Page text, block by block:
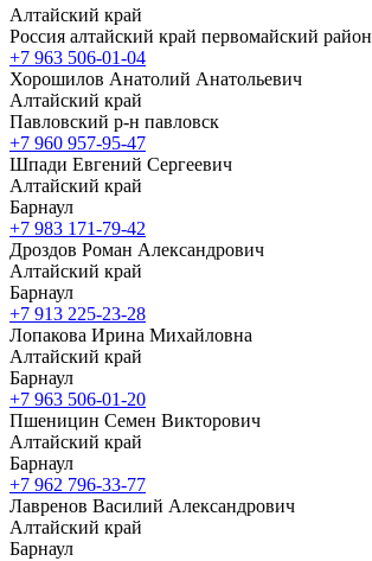
Алтайский край
Россия алтайский край первомайский район
+7 963 506-01-04
Хорошилов Анатолий Анатольевич
Алтайский край
Павловский р-н павловск
+7 960 957-95-47
Шпади Евгений Сергеевич
Алтайский край
Барнаул
+7 983 171-79-42
Дроздов Роман Александрович
Алтайский край
Барнаул
+7 913 225-23-28
Лопакова Ирина Михайловна
Алтайский край
Барнаул
+7 963 506-01-20
Пшеницин Семен Викторович
Алтайский край
Барнаул
+7 962 796-33-77
Лавренов Василий Александрович
Алтайский край
Барнаул